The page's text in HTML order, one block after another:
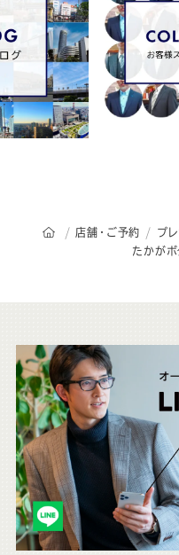
オーダースーツSADA
店舗・ご予約 プ
たかがボ
こ
ち
ら
も
チ